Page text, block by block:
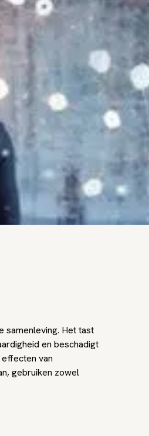
samenleving. Het tast
en beschadigt
van
gebruiken zowel